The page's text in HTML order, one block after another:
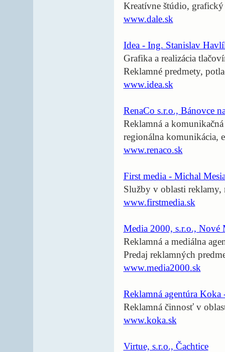
Kreatívne štúdio, grafický
www.dale.sk
Idea - Ing. Stanislav
Grafika a realizácia
Reklamné predmety,
www.idea.sk
RenaCo s.r.o., Bánovce
Reklamná a
regionálna komunikácia,
www.renaco.sk
First media - Michal
Služby v oblasti
www.firstmedia.sk
Media 2000, s.r.o., Nové
Reklamná a mediálna
Predaj reklamných
www.media2000.sk
Reklamná agentúra
Reklamná činnosť v
www.koka.sk
Virtue, s.r.o., Čachtice